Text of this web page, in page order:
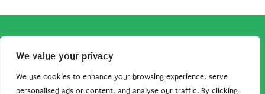
We value your privacy
We use cookies to enhance your browsing experience, serve
personalised ads or content, and analyse our traffic. By clicking
associato Amazon percepisce dei ricavi da acquisti idonei.
Tutti i guadagni sono direttamente reinvestiti in questo sito
per continuare a condividere tutorial e risorse per gli amanti